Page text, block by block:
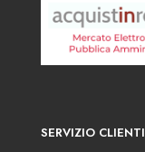
SERVIZIO CLIENTI